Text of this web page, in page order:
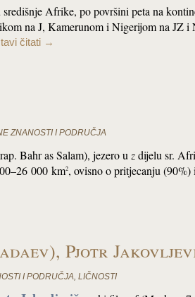
središnje Afrike, po površini peta na
na J, Kamerunom i Nigerijom na JZ i
čitati →
ZNANOSTI I PODRUČJA
Bahr as Salam), jezero u zdijelu sr.
000 km2, ovisno o pritjecanju
Pjotr
I PODRUČJA, LIČNOSTI